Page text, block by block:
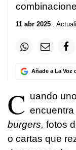
11 abr 2025 .
Añade a La Voz
C uando
burgers, fotos
o cartas que